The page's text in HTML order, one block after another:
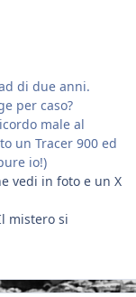
di due anni.
per caso?
male al
un Tracer 900 ed
io!)
vedi in foto e un X
mistero si